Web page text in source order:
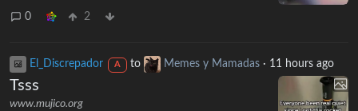
0 2
El_Discrepador A to Memes y Mamadas · 11 hours ago
Tsss
www.mujico.org